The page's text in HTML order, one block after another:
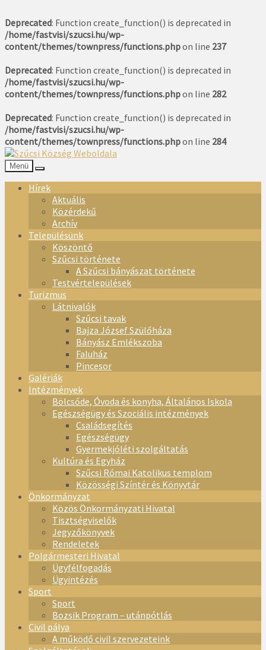
Deprecated: Function create_function() is deprecated in
/home/fastvisi/szucsi.hu/wp-
content/themes/townpress/functions.phpon line 237
Deprecated: Function create_function() is deprecated in
/home/fastvisi/szucsi.hu/wp-
content/themes/townpress/functions.phpon line 282
Deprecated: Function create_function() is deprecated in
/home/fastvisi/szucsi.hu/wp-
content/themes/townpress/functions.phpon line 284
Menü
Hírek
Aktuális
Közérdekű
Archív
Településünk
Köszöntő
Szűcsi története
A Szűcsi bányászat története
Testvértelepülések
Turizmus
Látnivalók
Szűcsi tavak
Bajza József Szülőháza
Bányász Emlékszoba
Faluház
Pincesor
Galériák
Intézmények
Bölcsőde, Óvoda és konyha, Általános Iskola
Egészségügy és Szociális intézmények
Családsegítés
Egészségügy
Gyermekjóléti szolgáltatás
Kultúra és Egyház
Szűcsi Római Katolikus templom
Közösségi Színtér és Könyvtár
Önkormányzat
Közös Önkormányzati Hivatal
Tisztségviselők
Jegyzőkönyvek
Rendeletek
Polgármesteri Hivatal
Ügyfélfogadás
Ügyintézés
Sport
Sport
Bozsik Program – utánpótlás
Civil pálya
A működő civil szervezeteink